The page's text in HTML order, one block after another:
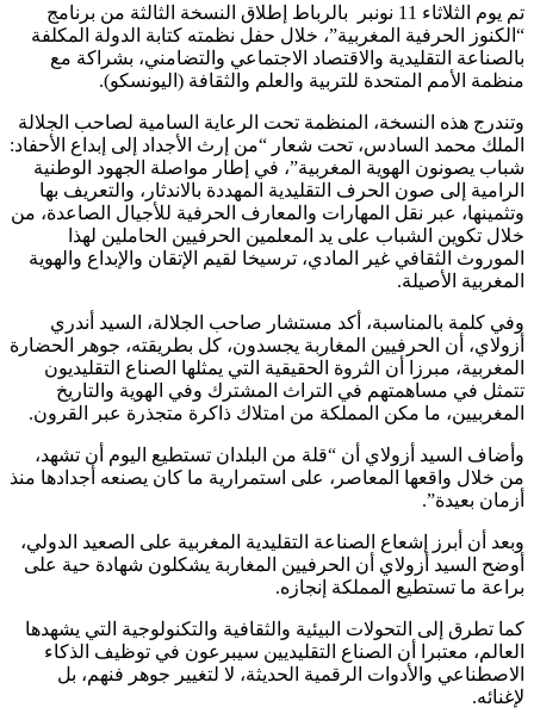
تم يوم الثلاثاء 11 نونبر بالرباط إطلاق النسخة الثالثة من برنامج
“الكنوز الحرفية المغربية”، خلال حفل نظمته كتابة الدولة المكلفة
بالصناعة التقليدية والاقتصاد الاجتماعي والتضامني، بشراكة مع
منظمة الأمم المتحدة للتربية والعلم والثقافة (اليونسكو).
وتندرج هذه النسخة، المنظمة تحت الرعاية السامية لصاحب الجلالة
الملك محمد السادس، تحت شعار “من إرث الأجداد إلى إبداع الأحفاد:
شباب يصونون الهوية المغربية”، في إطار مواصلة الجهود الوطنية
الرامية إلى صون الحرف التقليدية المهددة بالاندثار، والتعريف بها
وتثمينها، عبر نقل المهارات والمعارف الحرفية للأجيال الصاعدة، من
خلال تكوين الشباب على يد المعلمين الحرفيين الحاملين لهذا
الموروث الثقافي غير المادي، ترسيخا لقيم الإتقان والإبداع والهوية
المغربية الأصيلة.
وفي كلمة بالمناسبة، أكد مستشار صاحب الجلالة، السيد أندري
أزولاي، أن الحرفيين المغاربة يجسدون، كل بطريقته، جوهر الحضارة
المغربية، مبرزا أن الثروة الحقيقية التي يمثلها الصناع التقليديون
تتمثل في مساهمتهم في التراث المشترك وفي الهوية والتاريخ
المغربيين، ما مكن المملكة من امتلاك ذاكرة متجذرة عبر القرون.
وأضاف السيد أزولاي أن “قلة من البلدان تستطيع اليوم أن تشهد،
من خلال واقعها المعاصر، على استمرارية ما كان يصنعه أجدادها منذ
أزمان بعيدة”.
وبعد أن أبرز إشعاع الصناعة التقليدية المغربية على الصعيد الدولي،
أوضح السيد أزولاي أن الحرفيين المغاربة يشكلون شهادة حية على
براعة ما تستطيع المملكة إنجازه.
كما تطرق إلى التحولات البيئية والثقافية والتكنولوجية التي يشهدها
العالم، معتبرا أن الصناع التقليديين سيبرعون في توظيف الذكاء
الاصطناعي والأدوات الرقمية الحديثة، لا لتغيير جوهر فنهم، بل
لإغنائه.